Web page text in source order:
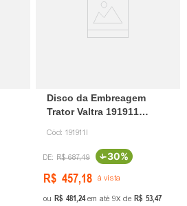
Disco da Embreagem
Trator Valtra 191911
Cód: 191911I
R$ 687,49 -30%
R$ 457,18 à vista
ou R$ 481,24em até 9 de R$ 53,47